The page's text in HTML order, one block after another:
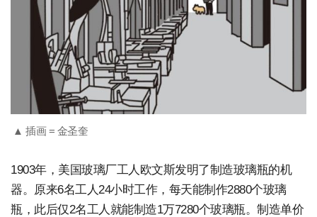
▲ 插画 = 金圣奎
1903年，美国玻璃厂工人欧文斯发明了制造玻璃瓶的机
器。原来6名工人24小时工作，每天能制作2880个玻璃
瓶，此后仅2名工人就能制造1万7280个玻璃瓶。制造单价